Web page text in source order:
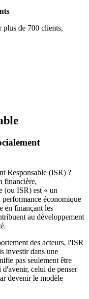
de 700 clients,
Responsable (ISR) ?
financière,
(ou ISR) est « un
économique
en finançant les
au développement
des acteurs, l'ISR
investir dans une
pas seulement être
celui de penser
devenir le modèle